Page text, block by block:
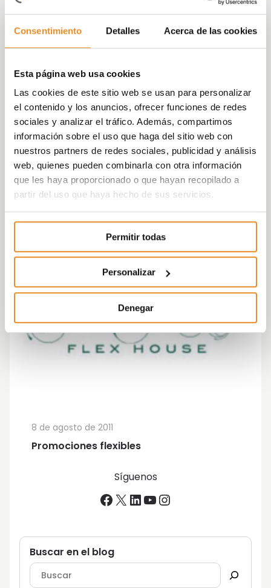
Consentimiento Detalles Acerca de las cookies
Esta página web usa cookies
Las cookies de este sitio web se usan para personalizar
el contenido y los anuncios, ofrecer funciones de redes
sociales y analizar el tráfico. Además, compartimos
información sobre el uso que haga del sitio web con
nuestros partners de redes sociales, publicidad y análisis
web, quienes pueden combinarla con otra información
que les haya proporcionado o que hayan recopilado a
partir del uso que haya hecho de sus servicios.
Permitir todas
Personalizar
Denegar
Promociones flexibles
8 de agosto de 2011
Síguenos
Facebook
X LinkedIn
YouTube
Instagram
Buscar en el blog